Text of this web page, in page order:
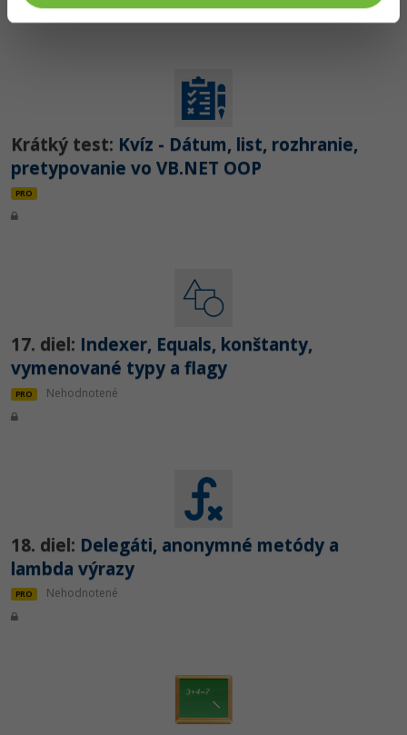
Krátký test: Kvíz - Dátum, list, rozhranie,
pretypovanie vo VB.NET OOP
PRO
17. diel: Indexer, Equals, konštanty,
vymenované typy a flagy
PRO Nehodnotené
18. diel: Delegáti, anonymné metódy a
lambda výrazy
PRO Nehodnotené